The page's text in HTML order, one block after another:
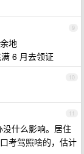
9
地
6 月去领证
10
11
什么影响。居住
考驾照啥的，估计